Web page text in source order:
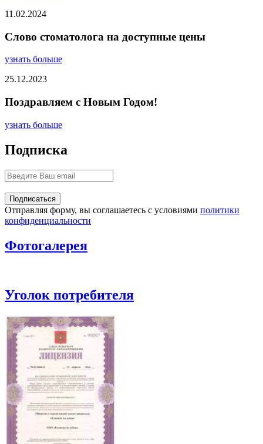
11.02.2024
Слово стоматолога на доступные цены
узнать больше
25.12.2023
Поздравляем с Новым Годом!
узнать больше
Подписка
Отправляя форму, вы соглашаетесь с условиями политики
конфиденциальности
Фотогалерея
Уголок потребителя